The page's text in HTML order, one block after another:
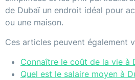
de Dubaï un endroit idéal pour
ou une maison.
Ces articles peuvent également
Connaître le coût de la vie à
Quel est le salaire moyen à